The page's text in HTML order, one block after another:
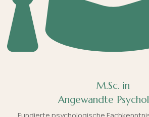
M.Sc. in
Angewandte